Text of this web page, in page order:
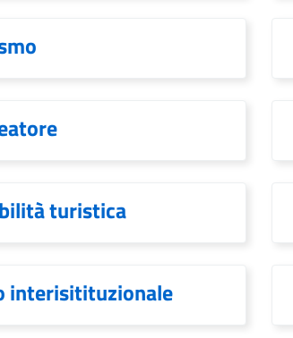
turistica
interisitituzionale